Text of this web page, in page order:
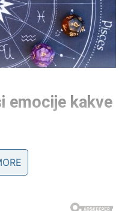
emocije kakve
lijepi trenuci.
osobu koja će